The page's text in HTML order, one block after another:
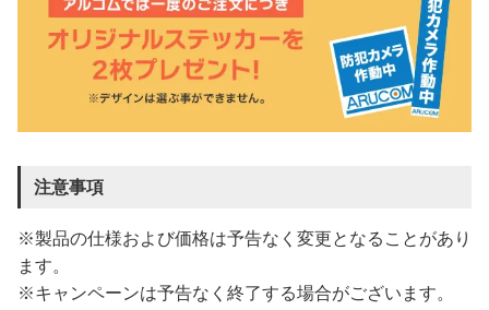
注意事項
※製品の仕様および価格は予告なく変更となることがあり
ます。
※キャンペーンは予告なく終了する場合がございます。